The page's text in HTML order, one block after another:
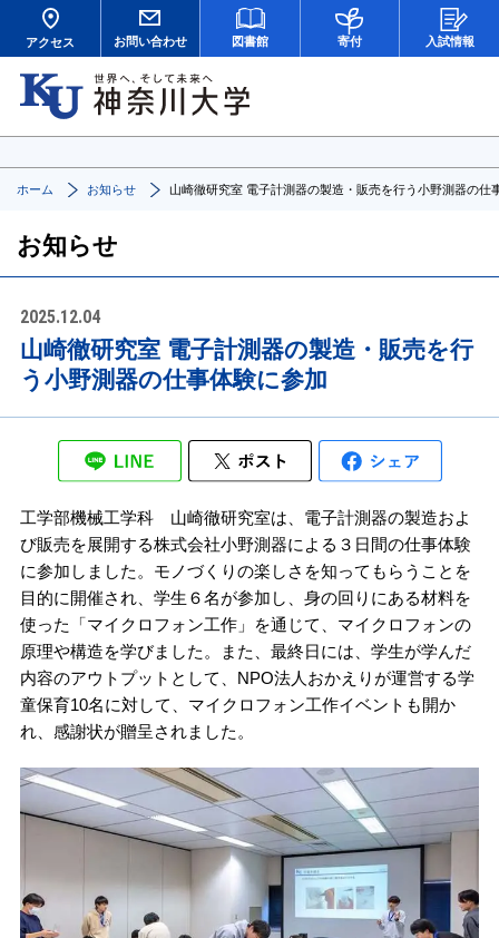
アクセス お問い合わせ 図書館 寄付 入試情報
ホーム お知らせ 山崎徹研究室 電子計測器の製造・販売を行う小野測器の仕
お知らせ
2025.12.04
山崎徹研究室 電子計測器の製造・販売を行
う小野測器の仕事体験に参加
工学部機械工学科 山崎徹研究室は、電子計測器の製造およ
び販売を展開する株式会社小野測器による３日間の仕事体験
に参加しました。モノづくりの楽しさを知ってもらうことを
目的に開催され、学生６名が参加し、身の回りにある材料を
使った「マイクロフォン工作」を通じて、マイクロフォンの
原理や構造を学びました。また、最終日には、学生が学んだ
内容のアウトプットとして、NPO法人おかえりが運営する学
童保育10名に対して、マイクロフォン工作イベントも開か
れ、感謝状が贈呈されました。